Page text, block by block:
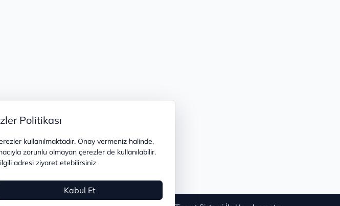
Politikası
kullanılmaktadır. Onay vermeniz halinde,
zorunlu olmayan çerezler de kullanılabilir.
adresi ziyaret etebilirsiniz
Kabul Et